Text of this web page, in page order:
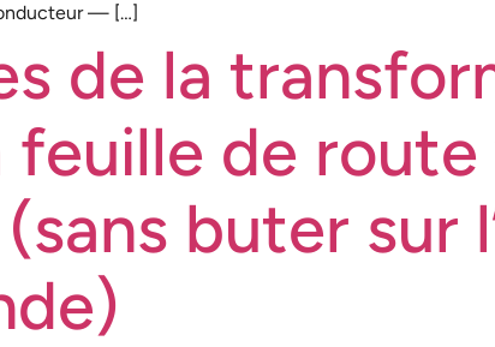
— […]
de la
feuille de
buter sur